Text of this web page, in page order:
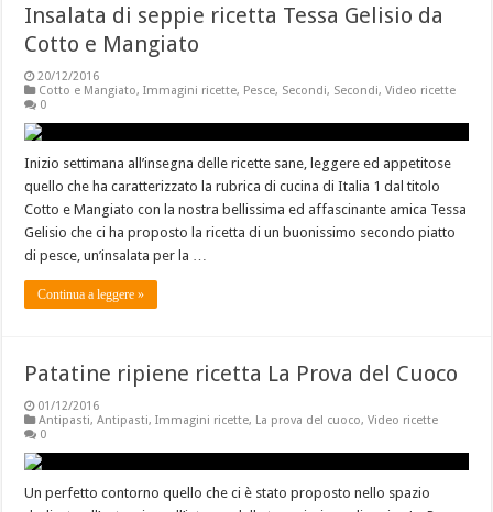
Insalata di seppie ricetta Tessa Gelisio da
Cotto e Mangiato
20/12/2016
Cotto e Mangiato,Immagini ricette, Pesce, Secondi, Secondi,Video ricette
0
Inizio settimana all’insegna delle ricette sane, leggere ed appetitose
quello che ha caratterizzato la rubrica di cucina di Italia 1 dal titolo
Cotto e Mangiato con la nostra bellissima ed affascinante amica Tessa
Gelisio che ci ha proposto la ricetta di un buonissimo secondo piatto
di pesce, un’insalata per la …
Continua a leggere »
Patatine ripiene ricetta La Prova del Cuoco
01/12/2016
Antipasti,Antipasti,Immagini ricette, La prova del cuoco,Video ricette
0
Un perfetto contorno quello che ci è stato proposto nello spazio